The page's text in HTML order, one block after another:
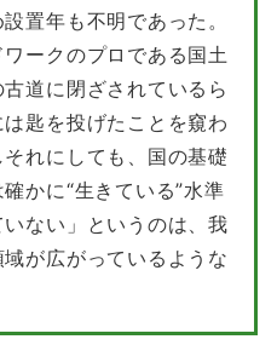
置年も不明であった。
ークのプロである国土
道に閉ざされているら
匙を投げたことを窺わ
れにしても、国の基礎
かに“生きている”水準
ない」というのは、我
が広がっているような